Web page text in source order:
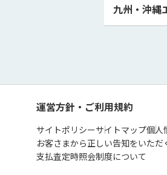
九州・沖縄
運営方針・ご利用規約
サイトポリシーサイトマップ個人
お客さまから正しい告知をいただ
支払査定時照会制度について